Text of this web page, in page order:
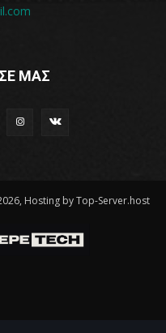
ΜΑΣ
Hosting by Top-Server.host